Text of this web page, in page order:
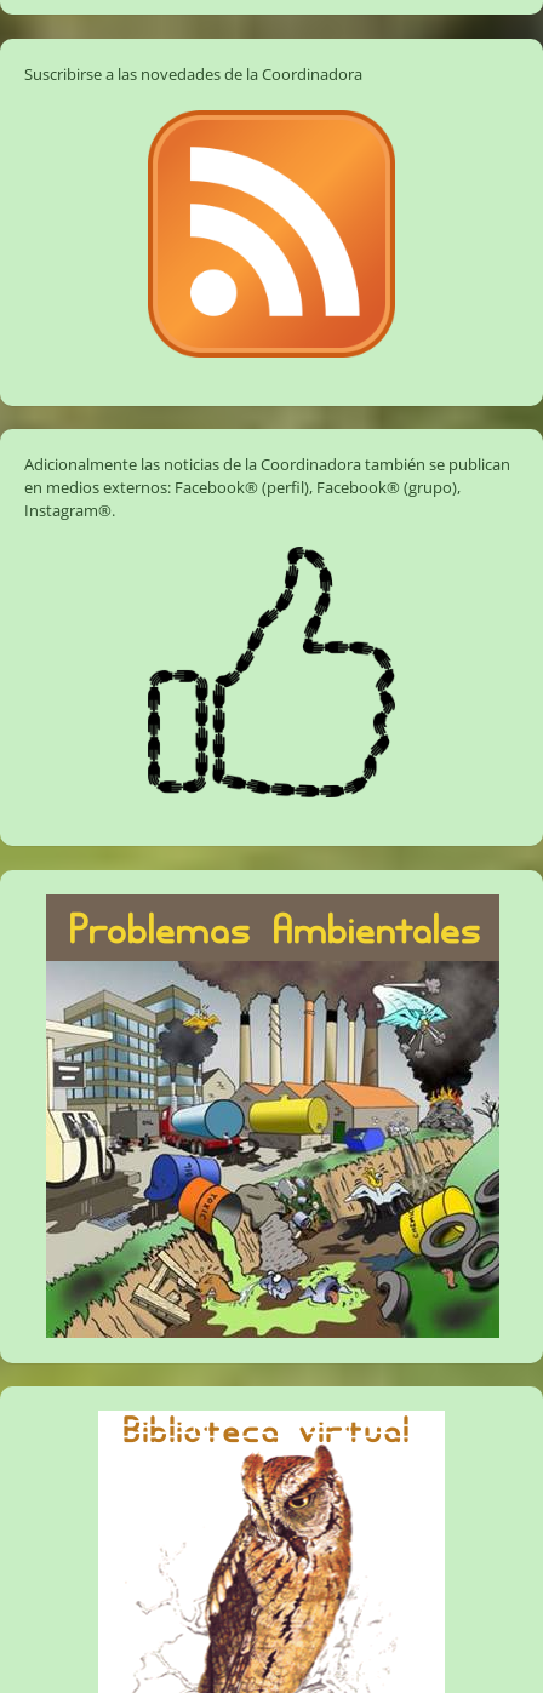
Suscribirse a las novedades de la Coordinadora
Adicionalmente las noticias de la Coordinadora también se publican
en medios externos: Facebook® (perfil), Facebook® (grupo),
Instagram®.